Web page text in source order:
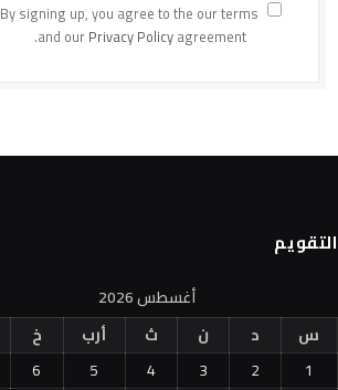
By signing up, you agree to the our terms
and ourPrivacy Policyagreement.
التقويم
أغسطس 2026
س
د ن ث أرب خ
1
2
3
4
5
6